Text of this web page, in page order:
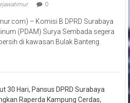
0
– Komisi B DPRD Surabaya
(PDAM) Surya Sembada segera
di kawasan Bulak Banteng.
30 Hari, Pansus DPRD Surabaya
Raperda Kampung Cerdas,